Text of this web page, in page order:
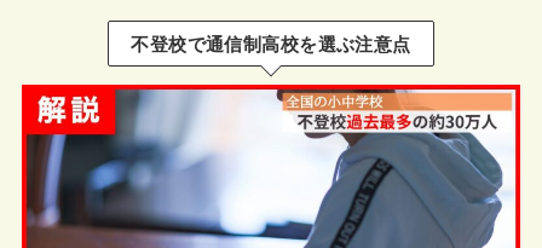
不登校で通信制高校を選ぶ注意点